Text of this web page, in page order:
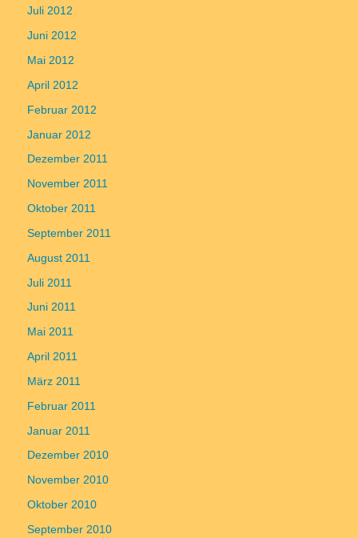
Juli 2012
Juni 2012
Mai 2012
April 2012
Februar 2012
Januar 2012
Dezember 2011
November 2011
Oktober 2011
September 2011
August 2011
Juli 2011
Juni 2011
Mai 2011
April 2011
März 2011
Februar 2011
Januar 2011
Dezember 2010
November 2010
Oktober 2010
September 2010